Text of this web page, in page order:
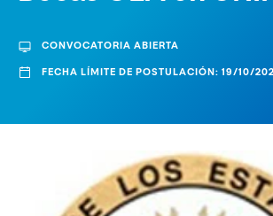
CONVOCATORIA ABIERTA
FECHA LÍMITE DE POSTULACIÓN: 19/10/